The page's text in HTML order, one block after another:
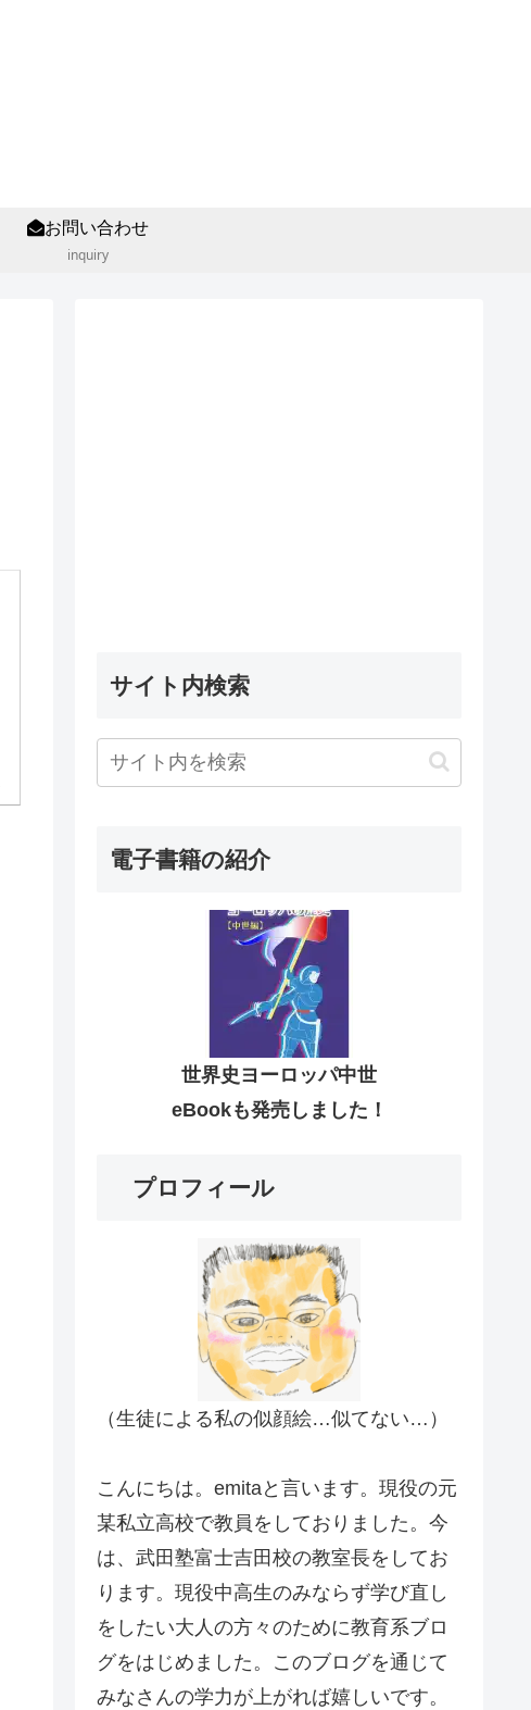
お問い合わせ
inquiry
サイト内検索
電子書籍の紹介
世界史ヨーロッパ中世
eBookも発売しました！
プロフィール
（生徒による私の似顔絵…似てない…）
こんにちは。emitaと言います。現役の元
某私立高校で教員をしておりました。今
は、武田塾富士吉田校の教室長をしてお
ります。現役中高生のみならず学び直し
をしたい大人の方々のために教育系ブロ
グをはじめました。このブログを通じて
みなさんの学力が上がれば嬉しいです。